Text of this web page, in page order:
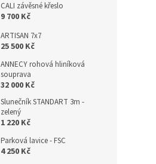
CALI závěsné křeslo
9 700 Kč
ARTISAN 7x7
25 500 Kč
ANNECY rohová hliníková
souprava
32 000 Kč
Slunečník STANDART 3m -
zelený
1 220 Kč
Parková lavice - FSC
4 250 Kč